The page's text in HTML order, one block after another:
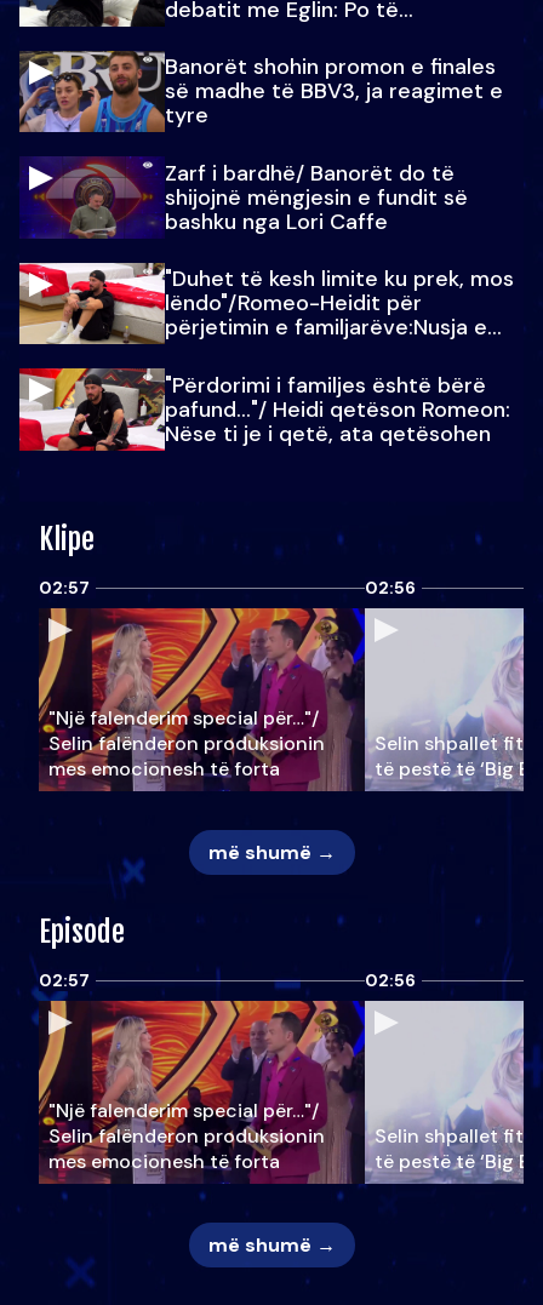
debatit me Eglin: Po të
Banorët shohin promon e finales
së madhe të BBV3, ja reagimet e
tyre
Zarf i bardhë/ Banorët do të
shijojnë mëngjesin e fundit së
bashku nga Lori Caffe
"Duhet të kesh limite ku prek, mos
lëndo"/Romeo-Heidit për
përjetimin e familjarëve:Nusja e
"Përdorimi i familjes është bërë
pafund…"/ Heidi qetëson Romeon:
Nëse ti je i qetë, ata qetësohen
Klipe
02:57
"Një falenderim special për…"/
Selin falënderon produksionin
mes emocionesh të forta
02:56
Selin shpallet
të pestë të ‘Big
më shumë →
Episode
02:57
"Një falenderim special për…"/
Selin falënderon produksionin
mes emocionesh të forta
02:56
Selin shpallet
të pestë të ‘Big
më shumë →